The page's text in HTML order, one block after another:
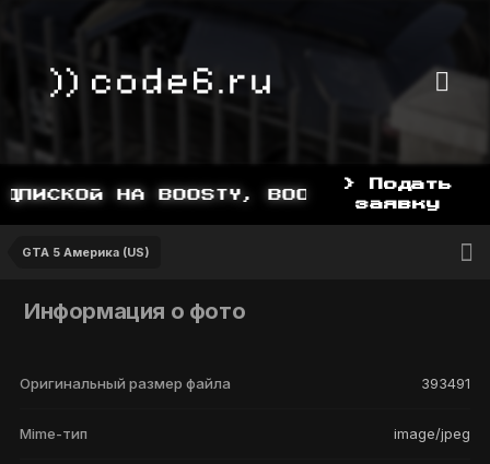
НА BOOSTY, BOOSTY.TO/YDDY
> Подать
заявку
GTA 5 Америка (US)
Информация о фото
Оригинальный размер файла 393491
Mime-тип image/jpeg